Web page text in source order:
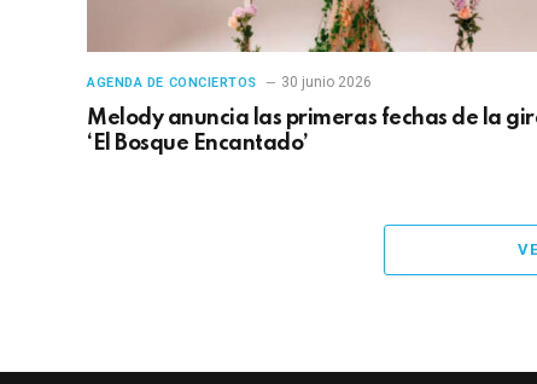
AGENDA DE CONCIERTOS 30 junio 2026
Melody anuncia las primeras fechas de la
‘El Bosque Encantado’